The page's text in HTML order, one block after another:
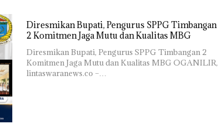
Diresmikan Bupati, Pengurus SPPG Timbangan
2 Komitmen Jaga Mutu dan Kualitas MBG
Diresmikan Bupati, Pengurus SPPG Timbangan 2
Komitmen Jaga Mutu dan Kualitas MBG OGANILIR,
lintaswaranews.co –…